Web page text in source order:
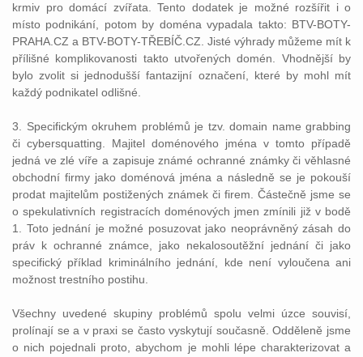
krmiv pro domácí zvířata. Tento dodatek je možné rozšířit i o
místo podnikání, potom by doména vypadala takto: BTV-BOTY-
PRAHA.CZ a BTV-BOTY-TŘEBÍČ.CZ. Jisté výhrady můžeme mít k
přílišné komplikovanosti takto utvořených domén. Vhodnější by
bylo zvolit si jednodušší fantazijní označení, které by mohl mít
každý podnikatel odlišné.
3. Specifickým okruhem problémů je tzv. domain name grabbing
či cybersquatting. Majitel doménového jména v tomto případě
jedná ve zlé víře a zapisuje známé ochranné známky či věhlasné
obchodní firmy jako doménová jména a následně se je pokouší
prodat majitelům postižených známek či firem. Částečně jsme se
o spekulativních registracích doménových jmen zmínili již v bodě
1. Toto jednání je možné posuzovat jako neoprávněný zásah do
práv k ochranné známce, jako nekalosoutěžní jednání či jako
specifický příklad kriminálního jednání, kde není vyloučena ani
možnost trestního postihu.
Všechny uvedené skupiny problémů spolu velmi úzce souvisí,
prolínají se a v praxi se často vyskytují současně. Odděleně jsme
o nich pojednali proto, abychom je mohli lépe charakterizovat a